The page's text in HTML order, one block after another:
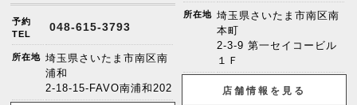
予約
TEL
048-615-3793
所在地 埼玉県さいたま市南区南
浦和
2-18-15-FAVO南浦和202
所在地 埼玉県さいたま市南区南
本町
2-3-9 第一セイコービル
１Ｆ
店舗情報を見る